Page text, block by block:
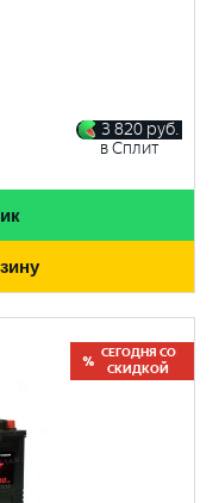
3 820 руб.
в Сплит
СЕГОДНЯ СО
СКИДКОЙ